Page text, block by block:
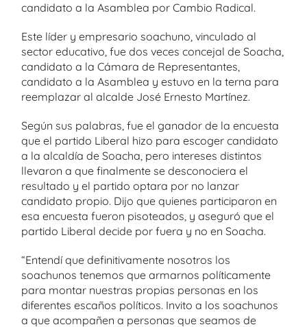
candidato a la Asamblea por Cambio Radical.
Este líder y empresario soachuno, vinculado al
sector educativo, fue dos veces concejal de Soacha,
candidato a la Cámara de Representantes,
candidato a la Asamblea y estuvo en la terna para
reemplazar al alcalde José Ernesto Martínez.
Según sus palabras, fue el ganador de la encuesta
que el partido Liberal hizo para escoger candidato
a la alcaldía de Soacha, pero intereses distintos
llevaron a que finalmente se desconociera el
resultado y el partido optara por no lanzar
candidato propio. Dijo que quienes participaron en
esa encuesta fueron pisoteados, y aseguró que el
partido Liberal decide por fuera y no en Soacha.
“Entendí que definitivamente nosotros los
soachunos tenemos que armarnos políticamente
para montar nuestras propias personas en los
diferentes escaños políticos. Invito a los soachunos
a que acompañen a personas que seamos de